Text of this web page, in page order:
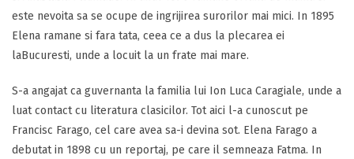
este nevoita sa se ocupe de ingrijirea surorilor mai mici. In 1895
Elena ramane si fara tata, ceea ce a dus la plecarea ei
laBucuresti, unde a locuit la un frate mai mare.
S-a angajat ca guvernanta la familia lui Ion Luca Caragiale, unde a
luat contact cu literatura clasicilor. Tot aici l-a cunoscut pe
Francisc Farago, cel care avea sa-i devina sot. Elena Farago a
debutat in 1898 cu un reportaj, pe care il semneaza Fatma. In